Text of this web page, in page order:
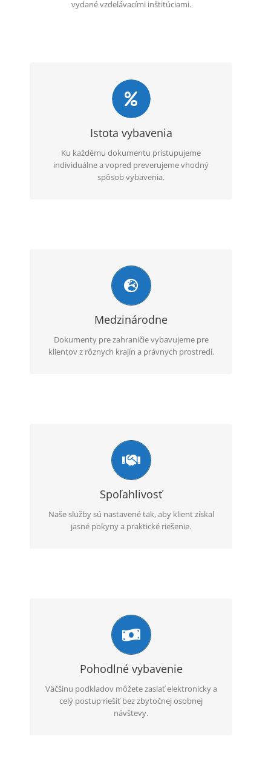
vydané vzdelávacími inštitúciami.
Istota vybavenia
Ku každému dokumentu pristupujeme
individuálne a vopred preverujeme vhodný
spôsob vybavenia.
Overený postup
Klientov informujeme o predpokladanom trvaní
služby a priebežne sledujeme stav spracovania.
Medzinárodne
Dokumenty pre zahraničie vybavujeme pre
klientov z rôznych krajín a právnych prostredí.
Globálne skúsenosti
Vďaka medzinárodným skúsenostiam vieme
zvoliť postup vhodný pre konkrétny typ
dokumentu a krajinu použitia.
Spoľahlivosť
Naše služby sú nastavené tak, aby klient získal
jasné pokyny a praktické riešenie.
Komplexný servis
Okrem apostily zabezpečujeme aj úradné
preklady, legalizačné úkony, nostrifikácie,
aprobácie a pomoc pri získaní originálov
dokumentov.
Pohodlné vybavenie
Väčšinu podkladov môžete zaslať elektronicky a
celý postup riešiť bez zbytočnej osobnej
návštevy.
Online komunikácia
Komunikácia prebieha e-mailom alebo
telefonicky, pričom klient má jasné informácie o
ďalšom postupe.